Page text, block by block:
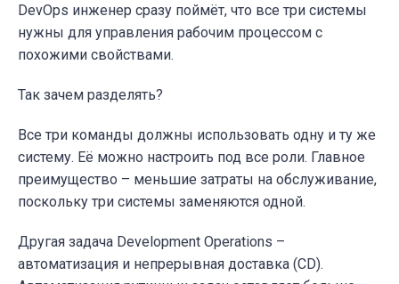
DevOps инженер сразу поймёт, что все три системы
нужны для управления рабочим процессом с
похожими свойствами.
Так зачем разделять?
Все три команды должны использовать одну и ту же
систему. Её можно настроить под все роли. Главное
преимущество – меньшие затраты на обслуживание,
поскольку три системы заменяются одной.
Другая задача Development Operations –
автоматизация и непрерывная доставка (CD).